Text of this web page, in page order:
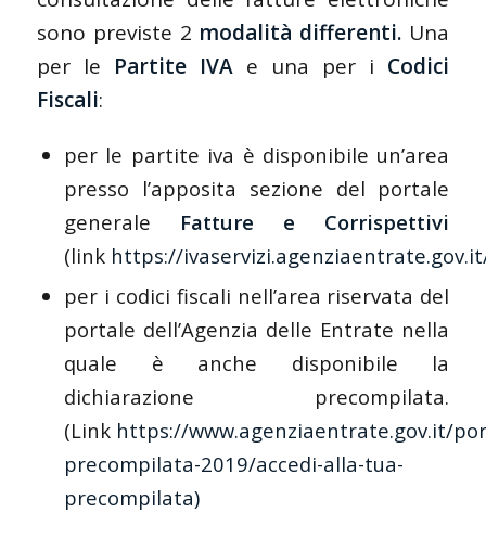
sono previste 2 modalità differenti. Una
per le Partite IVAe una per i Codici
Fiscali:
per le partite iva è disponibile un’area
presso l’apposita sezione del portale
generale Fatture e Corrispettivi
(link https://
per i codici fiscali nell’area riservata del
portale dell’Agenzia delle Entrate nella
quale è anche disponibile la
dichiarazione precompilata.
(Link https://www.agenziaentrate.gov.it/
precompilata-2019/accedi-alla-tua-
precompilata)